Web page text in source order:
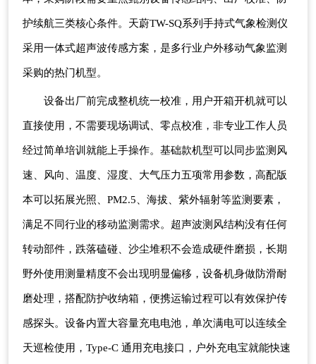
护续航三类核心条件。天蔚TW-SQ系列手持式气象检测仪
采用一体式超声波传感方案，是多行业户外移动气象监测
采购的热门机型。
设备出厂前完成整机统一校准，用户开箱开机就可以
直接使用，不需要现场调试、零点校准，非专业工作人员
经过简单培训就能上手操作。基础款机型可以同步监测风
速、风向、温度、湿度、大气压力五项常用参数，高配版
本可以拓展光照、PM2.5、海拔、紫外辐射等监测要素，
满足不同行业的移动监测需求。超声波测风结构没有任何
转动部件，跌落磕碰、沙尘堆积不会造成硬件磨损，长期
野外使用测量精度不会出现明显偏移，设备机身做防滑耐
磨处理，搭配防护收纳箱，便携运输过程可以有效保护传
感探头。设备内置大容量充电电池，单次满电可以连续全
天巡检使用，Type-C 通用充电接口，户外充电宝就能快速